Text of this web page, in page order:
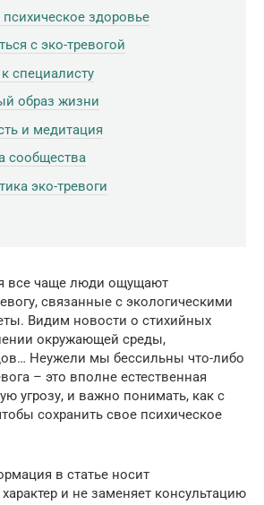
здоровье
с эко-тревогой
специалисту
образ жизни
и медитация
сообщества
эко-тревоги
все чаще люди ощущают
связанные с экологическими
Видим новости о стихийных
окружающей среды,
Неужели мы бессильны что-либо
– это вполне естественная
угрозу, и важно понимать, как с
сохранить свое психическое
в статье носит
и не заменяет консультацию